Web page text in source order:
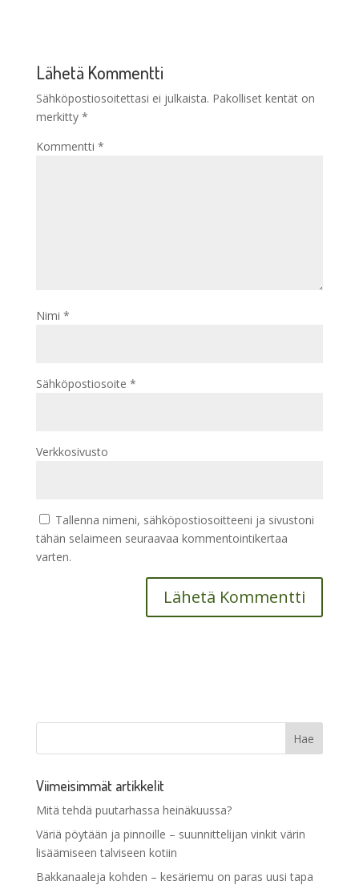
Lähetä Kommentti
Sähköpostiosoitettasi ei julkaista. Pakolliset kentät on
merkitty *
Kommentti *
Nimi *
Sähköpostiosoite *
Verkkosivusto
Tallenna nimeni, sähköpostiosoitteeni ja sivustoni
tähän selaimeen seuraavaa kommentointikertaa
varten.
Viimeisimmät artikkelit
Mitä tehdä puutarhassa heinäkuussa?
Väriä pöytään ja pinnoille – suunnittelijan vinkit värin
lisäämiseen talviseen kotiin
Bakkanaaleja kohden – kesäriemu on paras uusi tapa